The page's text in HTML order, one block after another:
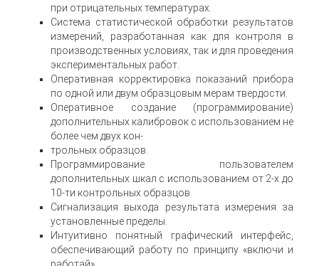
при отрицательных температурах.
Система статистической обработки результатов
измерений, разработанная как для контроля в
производственных условиях, так и для проведения
экспериментальных работ.
Оперативная корректировка показаний прибора
по одной или двум образцовым мерам твердости.
Оперативное создание (программирование)
дополнительных калибровок с использованием не
более чем двух кон-
трольных образцов.
Программирование пользователем
дополнительных шкал с использованием от 2-х до
10-ти контрольных образцов.
Сигнализация выхода результата измерения за
установленные пределы.
Интуитивно понятный графический интерфейс,
обеспечивающий работу по принципу «включи и
работай».